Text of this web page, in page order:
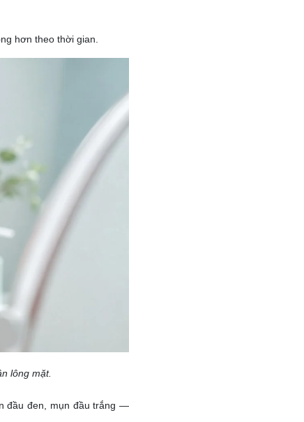
hơn theo thời gian.
lông mặt.
đầu đen, mụn đầu trắng —